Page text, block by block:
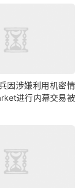
因涉嫌利用机密情
进行内幕交易被